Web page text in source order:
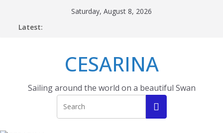
Saturday, August 8, 2026
Latest:
CESARINA
Sailing around the world on a beautiful Swan